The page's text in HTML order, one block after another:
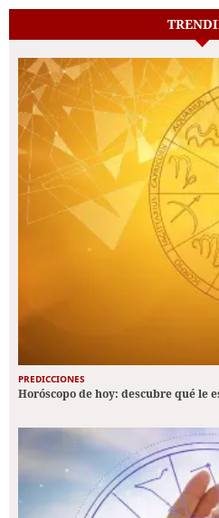
PREDICCIONES
Horóscopo de hoy: descubre qué le